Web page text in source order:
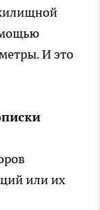
И это
или их